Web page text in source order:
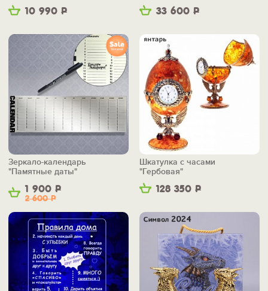
10 990 Р 33 600 Р
1 900 Р
2 600Р
Зеркало-календарь
"Памятные даты"
128 350 Р
Шкатулка с часами
"Гербовая"